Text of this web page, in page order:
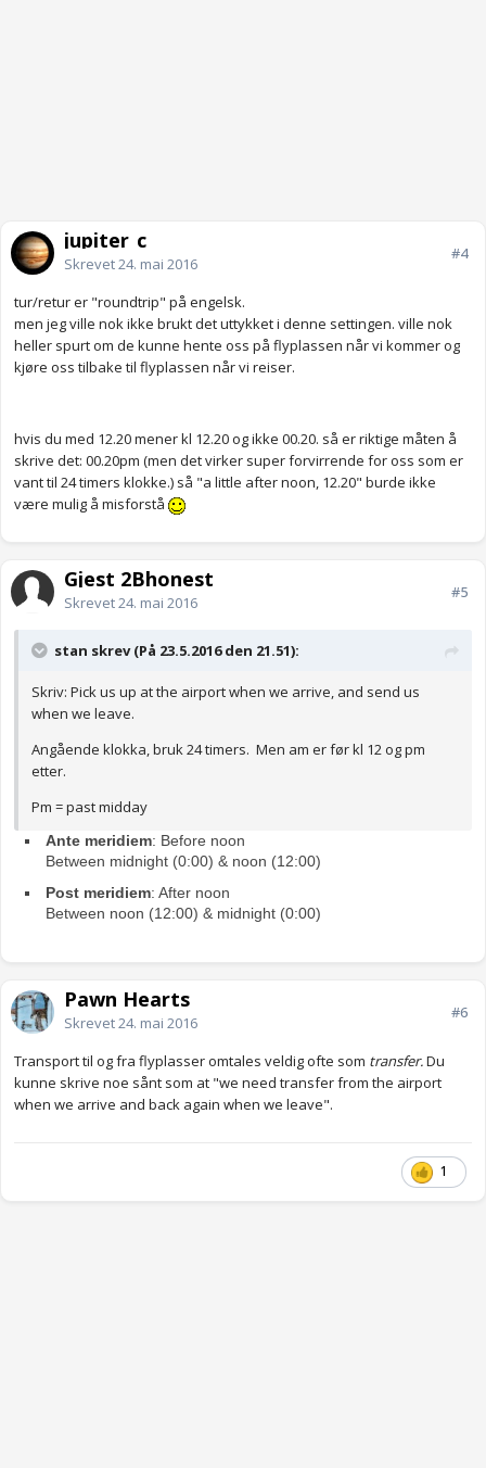
jupiter_c
Skrevet24. mai 2016
#4
tur/retur er "roundtrip" på engelsk.
men jeg ville nok ikke brukt det uttykket i denne settingen. ville nok
heller spurt om de kunne hente oss på flyplassen når vi kommer og
kjøre oss tilbake til flyplassen når vi reiser.
hvis du med 12.20 mener kl 12.20 og ikke 00.20. så er riktige måten å
skrive det: 00.20pm (men det virker super forvirrende for oss som er
vant til 24 timers klokke.) så "a little after noon, 12.20" burde ikke
være mulig å misforstå
Gjest 2Bhonest
Skrevet24. mai 2016
#5
stan skrev (På 23.5.2016 den 21.51):
Skriv: Pick us up at the airport when we arrive, and send us
when we leave.
Angående klokka, bruk 24 timers. Men am er før kl 12 og pm
etter.
Pm = past midday
Ante meridiem: Before noon
Between midnight (0:00) & noon (12:00)
Post meridiem: After noon
Between noon (12:00) & midnight (0:00)
Pawn Hearts
Skrevet24. mai 2016
#6
Transport til og fra flyplasser omtales veldig ofte som transfer.Du
kunne skrive noe sånt som at "we need transfer from the airport
when we arrive and back again when we leave".
1